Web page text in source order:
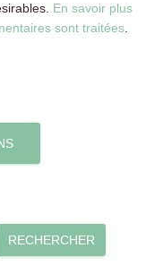
En savoir plus
sont traitées
RECHERCHER